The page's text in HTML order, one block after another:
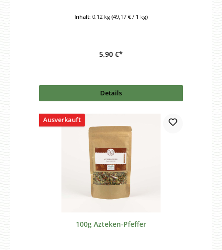
Inhalt: 0.12 kg (49,17 € / 1 kg)
5,90 €*
Details
Ausverkauft
100g Azteken-Pfeffer